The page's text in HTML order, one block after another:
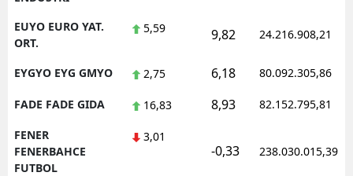
EUYO EURO YAT.
ORT.
5,59 9,82 24.216.908,21
EYGYO EYG GMYO 2,75 6,18 80.092.305,86
FADE FADE GIDA 16,83 8,93 82.152.795,81
FENER
FENERBAHCE
FUTBOL
3,01
-0,33 238.030.015,39